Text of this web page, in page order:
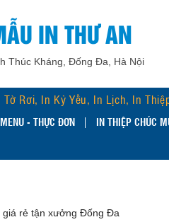
IN THƯ AN
Thúc Kháng, Đống Đa, Hà Nội
Rơi, In Kỷ Yếu, In Lịch, In
- THỰC ĐƠN IN THIỆP CHÚC
giá rẻ tận xưởng Đống Đa